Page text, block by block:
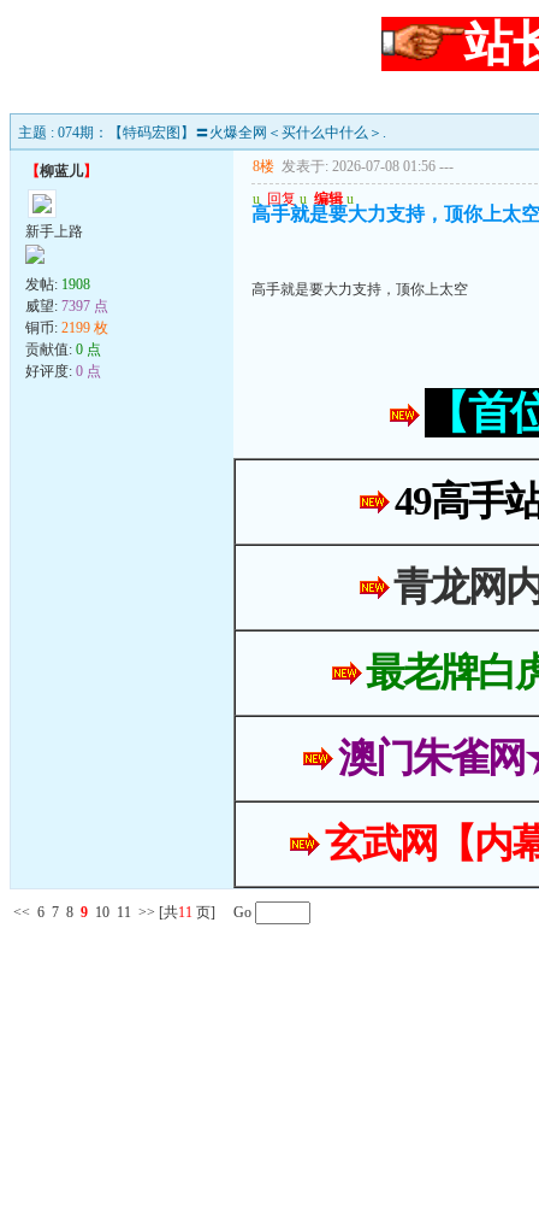
站
主题 : 074期：【特码宏图】〓火爆全网＜买什么中什么＞.
【柳蓝儿】
新手上路
发帖: 1908
威望: 7397 点
铜币: 2199 枚
贡献值: 0 点
好评度: 0 点
8楼 发表于: 2026-07-08 01:56 ---
u 回复 u 编辑 u
高手就是要大力支持，顶你上太空
高手就是要大力支持，顶你上太空
【
49高手
青龙网
最老牌白
澳门朱雀
玄武网【内
<< 6 7 8 9 10 11 >> [共11 页] Go